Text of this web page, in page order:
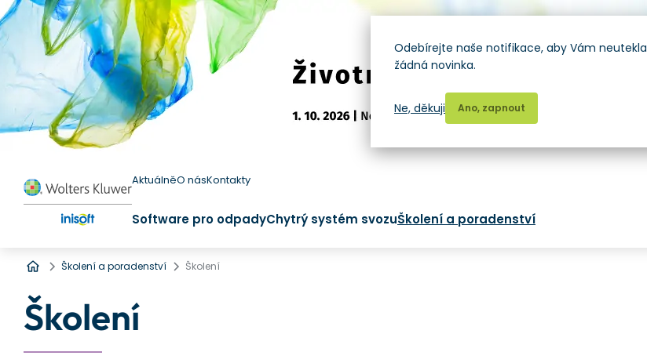
AktuálněO násKontakty
Software pro odpadyChytrý systém svozuŠkolení a poradenství
Úvod
Školení a poradenství Školení
Školení
Odebírejte naše notifikace, aby Vám neutekla
žádná novinka.
Ano, zapnout
Ne, děkuji